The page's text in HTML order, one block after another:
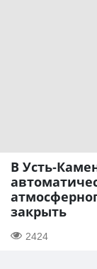
В Усть-
закрыть
2424